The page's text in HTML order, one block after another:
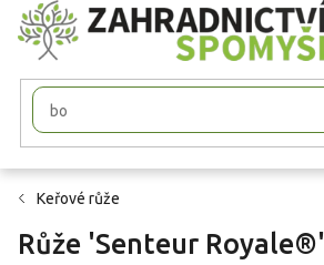
Přejít
na
obsah
Keřové růže
Růže 'Senteur Royale®'